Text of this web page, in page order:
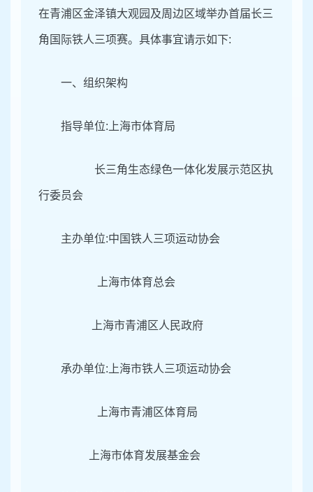
在青浦区金泽镇大观园及周边区域举办首届长三
角国际铁人三项赛。具体事宜请示如下:
一、组织架构
指导单位:上海市体育局
长三角生态绿色一体化发展示范区执
行委员会
主办单位:中国铁人三项运动协会
上海市体育总会
上海市青浦区人民政府
承办单位:上海市铁人三项运动协会
上海市青浦区体育局
上海市体育发展基金会